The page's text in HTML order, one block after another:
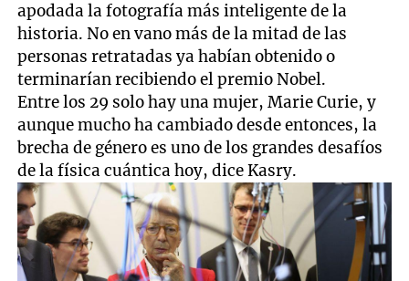
apodada la fotografía más inteligente de la
historia. No en vano más de la mitad de las
personas retratadas ya habían obtenido o
terminarían recibiendo el premio Nobel.
Entre los 29 solo hay una mujer, Marie Curie, y
aunque mucho ha cambiado desde entonces, la
brecha de género es uno de los grandes desafíos
de la física cuántica hoy, dice Kasry.